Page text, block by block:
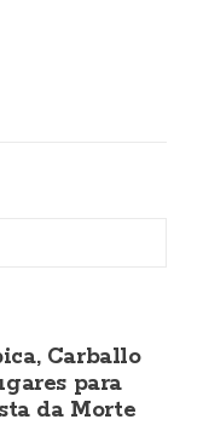
Carballo
para
da Morte